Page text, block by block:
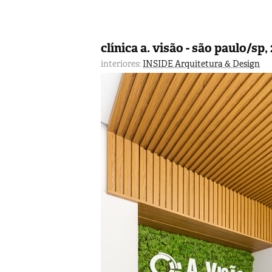
clínica a. visão - são paulo/sp,
interiores:INSIDE Arquitetura & Design